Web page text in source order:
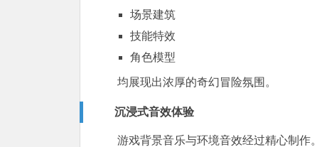
场景建筑
技能特效
角色模型
均展现出浓厚的奇幻冒险氛围。
沉浸式音效体验
游戏背景音乐与环境音效经过精心制作。